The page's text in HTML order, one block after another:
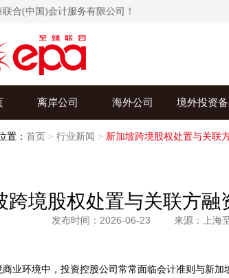
合(中国)会计服务有限公司！
离岸公司 海外公司 境外投资
置： 首页 > 行业新闻 > 新加坡跨境股权处置与关联
跨境股权处置与关联方融
发布时间：2026-06-23 来源：上海
业环境中，投资控股公司常常面临会计准则与新